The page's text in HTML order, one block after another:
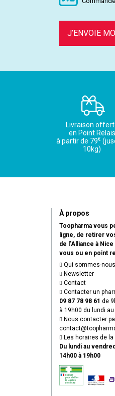
J’ENVOIE
Livraison
en Point Relais
à partir de 79€
10kg)
À propos
Toopharma vous
ligne, de retirer
de l’Alliance à
vous ou en point
Qui sommes-
Newsletter
Contact
Contacter un
09 87 78 98 61 de
à 19h00 du lundi
Nous contacter
contact@
Les horaires de
Du lundi au
14h00 à 19h00